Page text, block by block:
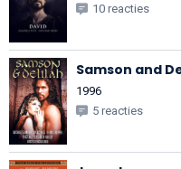
10 reacties
Samson and
1996
5 reacties